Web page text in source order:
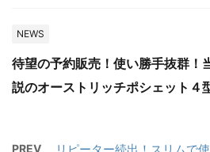
NEWS
待望の予約販売！使い勝手抜群！
説のオーストリッチポシェット４
PREV リピーター続出！スリムで